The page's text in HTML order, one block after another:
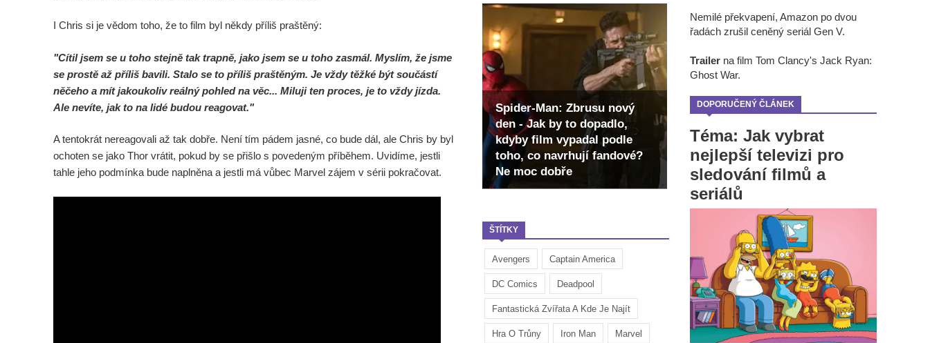
Spider-Man: Zbrusu nový
den - Jak by to dopadlo,
kdyby film vypadal podle
toho, co navrhují fandové?
Ne moc dobře
ŠTÍTKY
Avengers Captain America
DC Comics Deadpool
Fantastická Zvířata A Kde Je Najít
Hra O Trůny Iron Man Marvel
I Chris si je vědom toho, že to film byl někdy příliš praštěný:
"Cítil jsem se u toho stejně tak trapně, jako jsem se u toho zasmál. Myslím, že jsme
se prostě až příliš bavili. Stalo se to příliš praštěným. Je vždy těžké být součástí
něčeho a mít jakoukoliv reálný pohled na věc... Miluji ten proces, je to vždy jízda.
Ale nevíte, jak to na lidé budou reagovat."
A tentokrát nereagovali až tak dobře. Není tím pádem jasné, co bude dál, ale Chris by byl
ochoten se jako Thor vrátit, pokud by se přišlo s povedeným příběhem. Uvidíme, jestli
tahle jeho podmínka bude naplněna a jestli má vůbec Marvel zájem v sérii pokračovat.
Nemilé překvapení, Amazon po dvou
řadách zrušil ceněný seriál Gen V.
Trailer na film Tom Clancy's Jack Ryan:
Ghost War.
DOPORUČENÝ ČLÁNEK
Téma: Jak vybrat
nejlepší televizi pro
sledování filmů a
seriálů